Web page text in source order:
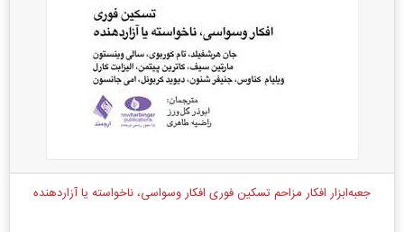
جعبه‌ابزار افکار مزاحم تسکین فوری افکار وسواسی، ناخواسته یا آزاردهنده